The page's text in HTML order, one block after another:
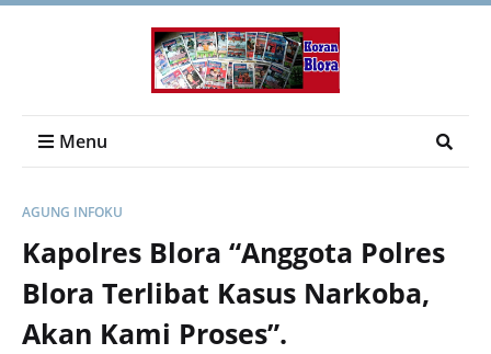
Menu
AGUNG INFOKU
Kapolres Blora “Anggota Polres
Blora Terlibat Kasus Narkoba,
Akan Kami Proses”.